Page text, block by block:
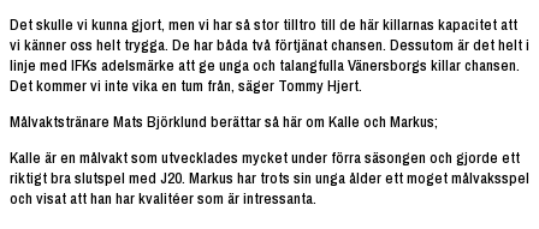
Det skulle vi kunna gjort, men vi har så stor tilltro till de här killarnas kapacitet att
vi känner oss helt trygga. De har båda två förtjänat chansen. Dessutom är det helt i
linje med IFKs adelsmärke att ge unga och talangfulla Vänersborgs killar chansen.
Det kommer vi inte vika en tum från, säger Tommy Hjert.
Målvaktstränare Mats Björklund berättar så här om Kalle och Markus;
Kalle är en målvakt som utvecklades mycket under förra säsongen och gjorde ett
riktigt bra slutspel med J20. Markus har trots sin unga ålder ett moget målvaksspel
och visat att han har kvalitéer som är intressanta.